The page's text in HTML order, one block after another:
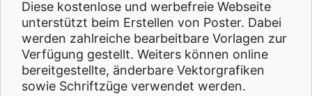
Diese kostenlose und werbefreie Webseite
unterstützt beim Erstellen von Poster. Dabei
werden zahlreiche bearbeitbare Vorlagen zur
Verfügung gestellt. Weiters können online
bereitgestellte, änderbare Vektorgrafiken
sowie Schriftzüge verwendet werden.